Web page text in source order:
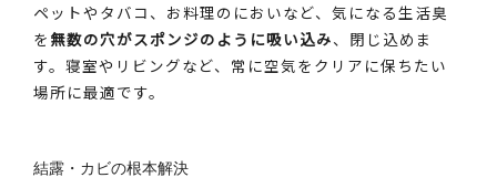
ペットやタバコ、お料理のにおいなど、気になる生活臭
を 無数の穴がスポンジのように吸い込み、閉じ込めま
す。寝室やリビングなど、常に空気をクリアに保ちたい
場所に最適です。
結露・カビの根本解決